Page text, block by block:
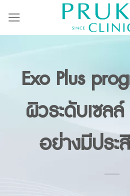
content
Exo Plus
ผิวระดับเซล
อย่างมีประ